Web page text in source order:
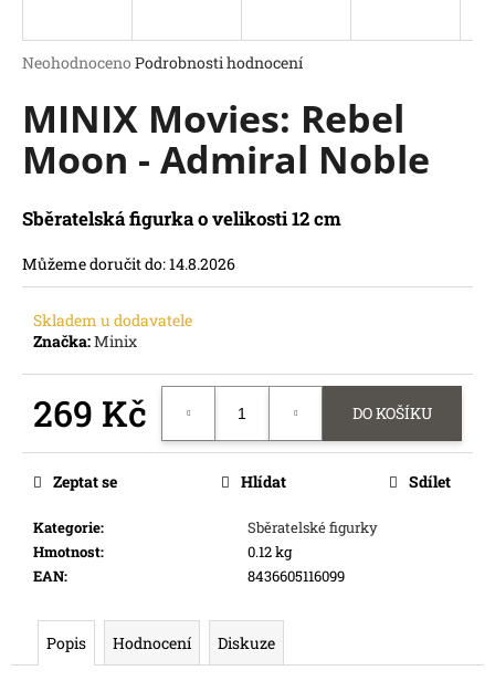
Průměrné
produktu
je
0,0
hvězdiček.
Neohodnoceno Podrobnosti hodnocení
MINIX Movies: Rebel
Moon - Admiral Noble
Sběratelská figurka o velikosti 12 cm
Můžeme doručit do:14.8.2026
Skladem u dodavatele
Značka:Minix
269 Kč DO KOŠÍKU
Kategorie:
Sběratelské figurky
Hmotnost:
0.12 kg
EAN: 8436605116099
Zeptat se Hlídat Sdílet
Popis Hodnocení Diskuze
j
t
?
HLEDAT
D
o
p
u
u
m
e
SWU
SECRETS